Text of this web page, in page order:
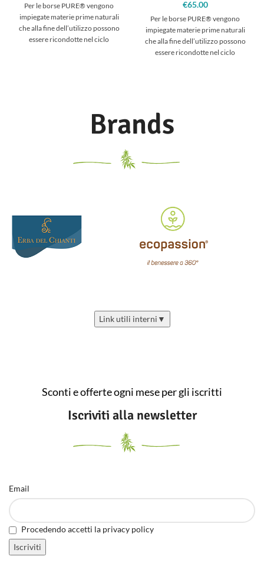
Per le borse PURE® vengono
impiegate materie prime naturali
che alla fine dell’utilizzo possono
essere ricondotte nel ciclo
naturale PURE®, avete optato per
materiali non inquinanti, vera
sintesi del petrolio.
€65.00
Per le borse PURE® vengono
impiegate materie prime naturali
che alla fine dell’utilizzo possono
essere ricondotte nel ciclo
Scegliendo gli articoli in tessuto
naturale PURE®, avete optato per
tessuto sintetico ottenuto dalla
Brands
Link utili interni ▼
Sconti e offerte ogni mese per gli iscritti
Iscriviti alla newsletter
Email
Procedendo accetti la privacy policy